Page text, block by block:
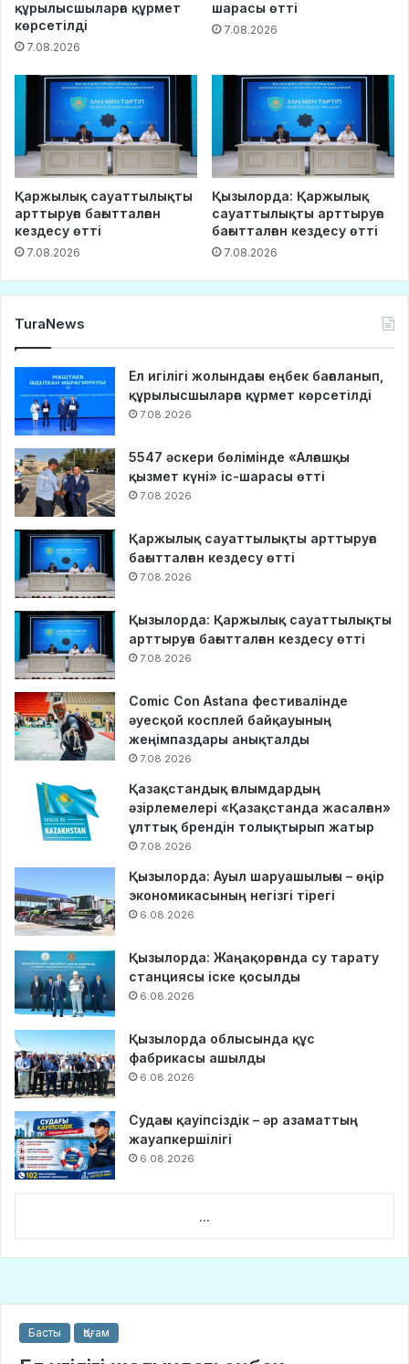
құрылысшыларға құрмет
көрсетілді
7.08.2026
шарасы өтті
7.08.2026
Қаржылық сауаттылықты
арттыруға бағытталған
кездесу өтті
7.08.2026
Қызылорда: Қаржылық
сауаттылықты арттыруға
бағытталған кездесу өтті
7.08.2026
TuraNews
Ел игілігі жолындағы еңбек бағаланып,
құрылысшыларға құрмет көрсетілді
7.08.2026
5547 әскери бөлімінде «Алғашқы
қызмет күні» іс-шарасы өтті
7.08.2026
Қаржылық сауаттылықты арттыруға
бағытталған кездесу өтті
7.08.2026
Қызылорда: Қаржылық сауаттылықты
арттыруға бағытталған кездесу өтті
7.08.2026
Comic Con Astana фестивалінде
әуесқой косплей байқауының
жеңімпаздары анықталды
7.08.2026
Қазақстандық ғалымдардың
әзірлемелері «Қазақстанда жасалған»
ұлттық брендін толықтырып жатыр
7.08.2026
Қызылорда: Ауыл шаруашылығы – өңір
экономикасының негізгі тірегі
6.08.2026
Қызылорда: Жаңақорғанда су тарату
станциясы іске қосылды
6.08.2026
Қызылорда облысында құс
фабрикасы ашылды
6.08.2026
Судағы қауіпсіздік – әр азаматтың
жауапкершілігі
6.08.2026
...